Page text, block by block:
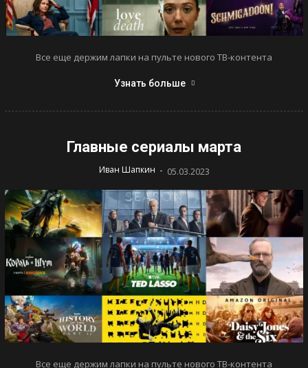
Все еще держим лапки на пульте нового ТВ-контента
Узнать больше
Главные сериалы марта
Иван Шапкин - 05.03.2023
Все еще держим лапки на пульте нового ТВ-контента